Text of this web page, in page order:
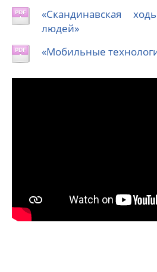
«Скандинавская
людей»
«Мобильные